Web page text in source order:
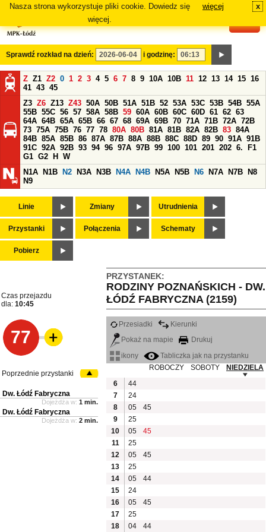
Nasza strona wykorzystuje pliki cookie. Dowiedz się
więcej.
więcej x
Sprawdź rozkład na dzień: i godzinę:
Z Z1 Z2 0 1 2 3 4 5 6 7 8 9 10A 10B 11 12 13 14 15 16
41 43 45
Z3 Z6 Z13 Z43 50A 50B 51A 51B 52 53A 53C 53B 54B 55A
55B 55C 56 57 58A 58B 59 60A 60B 60C 60D 61 62 63
64A 64B 65A 65B 66 67 68 69A 69B 70 71A 71B 72A 72B
73 75A 75B 76 77 78 80A 80B 81A 81B 82A 82B 83 84A
84B 85A 85B 86 87A 87B 88A 88B 88C 88D 89 90 91A 91B
91C 92A 92B 93 94 96 97A 97B 99 100 101 201 202 6.
F1
G1 G2 H
W
N1A
N1B N2 N3A N3B N4A N4B N5A N5B N6 N7A N7B
N8
N9
Linie Zmiany Utrudnienia
Przystanki Połączenia Schematy
Pobierz
PRZYSTANEK:
RODZINY POZNAŃSKICH - DW.
ŁÓDŹ FABRYCZNA (2159)
Czas przejazdu
dla: 10:45
77
Przesiadki
Kierunki
Pokaż na mapie
Drukuj
ikony
Tabliczka jak na przystanku
ROBOCZY
SOBOTY
NIEDZIELA
6
44
7
24
8
05
45
9
25
10
05
45
11
25
12
05
45
13
25
14
05
44
15
24
16
05
45
17
25
18
04 44
Poprzednie przystanki
Dw. Łódź Fabryczna
Dojeżdża w: 1 min.
Dw. Łódź Fabryczna
Dojeżdża w: 2 min.